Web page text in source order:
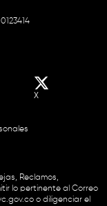
X
Reclamos,
lo pertinente al Correo
o diligenciar el